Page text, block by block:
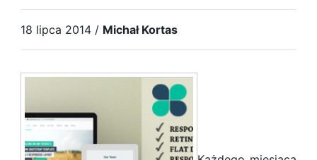
18 lipca 2014 / Michał Kortas